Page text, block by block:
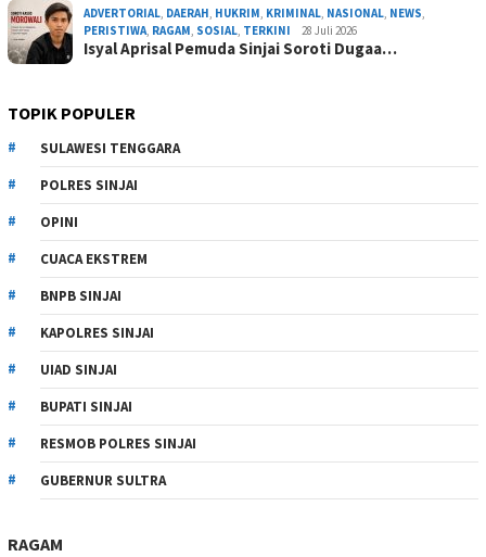
ADVERTORIAL, DAERAH, HUKRIM, KRIMINAL, NASIONAL, NEWS,
PERISTIWA, RAGAM, SOSIAL, TERKINI 28 Juli 2026
Isyal Aprisal Pemuda Sinjai Soroti Dugaa…
TOPIK POPULER
SULAWESI TENGGARA
POLRES SINJAI
OPINI
CUACA EKSTREM
BNPB SINJAI
KAPOLRES SINJAI
UIAD SINJAI
BUPATI SINJAI
RESMOB POLRES SINJAI
GUBERNUR SULTRA
RAGAM